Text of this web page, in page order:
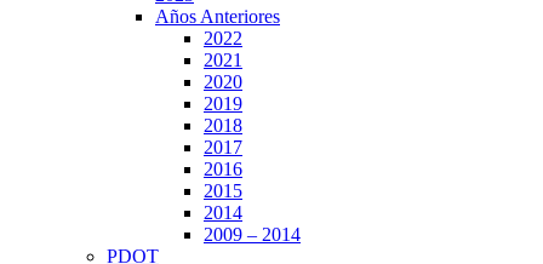
Años Anteriores
2022
2021
2020
2019
2018
2017
2016
2015
2014
2009 – 2014
PDOT